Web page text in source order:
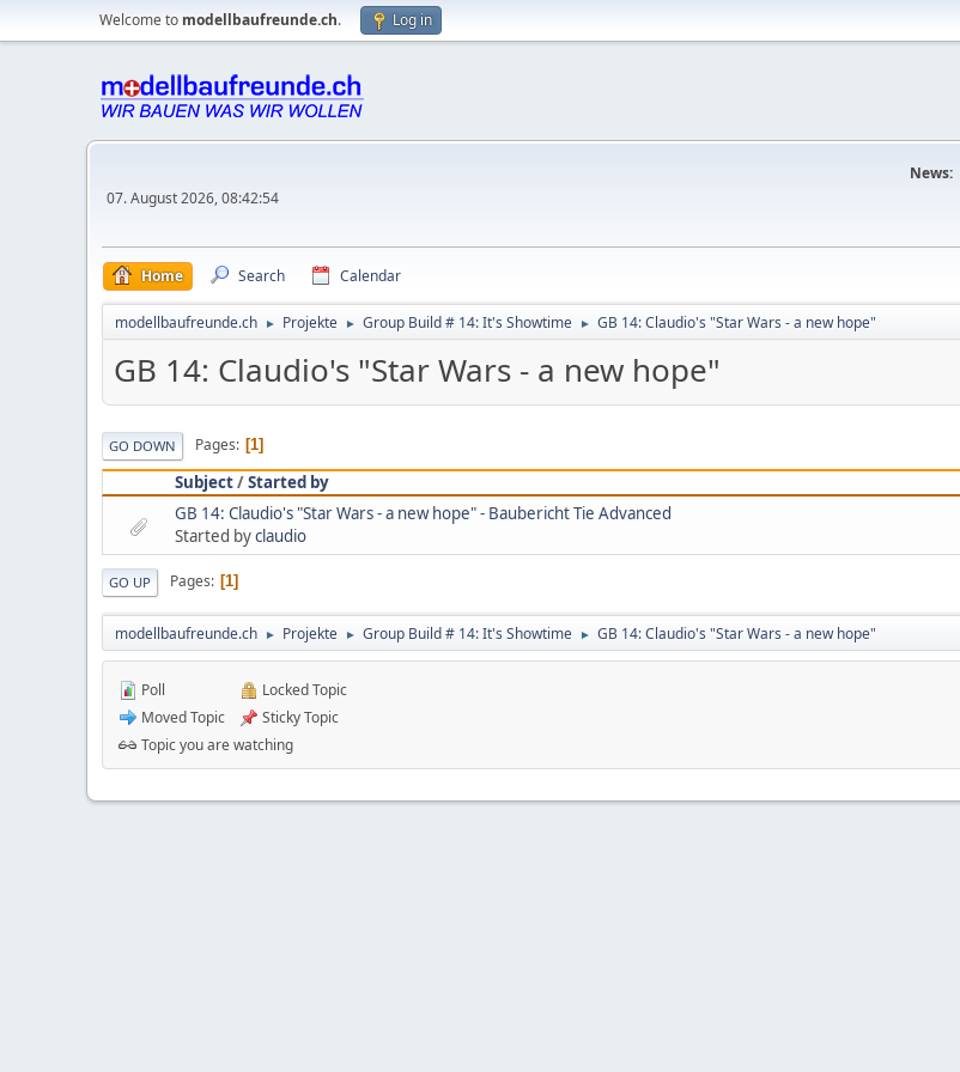
Welcome to modellbaufreunde.ch. Log in
07. August 2026, 08:42:54
News:
Home Search Calendar
modellbaufreunde.ch ► Projekte ► Group Build # 14: It's Showtime ► GB 14: Claudio's "Star Wars - a new hope"
GB 14: Claudio's "Star Wars - a new hope"
GO DOWN Pages 1
Subject/Started by
GB 14: Claudio's "Star Wars - a new hope" - Baubericht Tie Advanced
Started byclaudio
GO UP Pages 1
modellbaufreunde.ch ► Projekte ► Group Build # 14: It's Showtime ► GB 14: Claudio's "Star Wars - a new hope"
Poll
Moved Topic
Locked Topic
Sticky Topic
Topic you are watching